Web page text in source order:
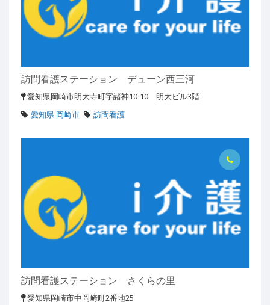
訪問看護ステーション デューン西三河
愛知県岡崎市明大寺町字諸神10-10 明大ビル3階
愛知県 岡崎市
訪問看護
訪問看護ステーション さくらの里
愛知県岡崎市中岡崎町2番地25